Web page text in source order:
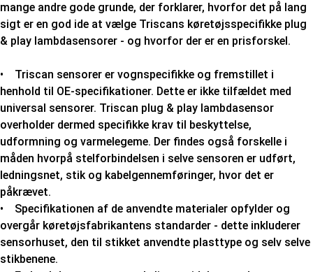
mange andre gode grunde, der forklarer, hvorfor det på lang
sigt er en god ide at vælge Triscans køretøjsspecifikke plug
& play lambdasensorer - og hvorfor der er en prisforskel.
• Triscan sensorer er vognspecifikke og fremstillet i
henhold til OE-specifikationer. Dette er ikke tilfældet med
universal sensorer. Triscan plug & play lambdasensor
overholder dermed specifikke krav til beskyttelse,
udformning og varmelegeme. Der findes også forskelle i
måden hvorpå stelforbindelsen i selve sensoren er udført,
ledningsnet, stik og kabelgennemføringer, hvor det er
påkrævet.
• Specifikationen af de anvendte materialer opfylder og
overgår køretøjsfabrikantens standarder - dette inkluderer
sensorhuset, den til stikket anvendte plasttype og selv selve
stikbenene.